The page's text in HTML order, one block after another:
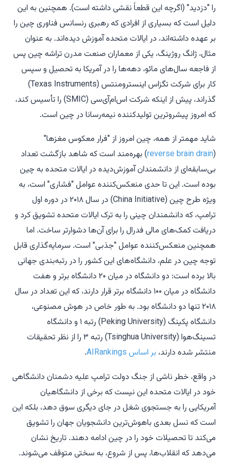
را "دزدید" (اگرچه این قطعاً نقشی داشته است). همچنین به این
دلیل است که بسیاری از افرادی که رهبری رنسانس فناوری چین را
بر عهده داشته‌اند، در ایالات متحده آموزش دیده‌اند. به عنوان
مثال، ژانگ روژینگ، یکی از معماران صنعت مدرن تراشه چین پس
از فاجعه سال‌های مائو، دهه‌ها را در آمریکا به تحصیل و سپس
کار برای شرکت تگزاس اینسترومنتس (Texas Instruments)
گذراند، پیش از اینکه شرکت اس‌ام‌آی‌سی (SMIC) را تأسیس کند،
که امروز پیشروترین تولیدکننده نیمه‌رسانا در چین است.
شاید مهمتر از همه، چین امروز از "فرار معکوس مغزها"
(
reverse brain drain) بهره‌مند است که شاهد بازگشت تعداد
بی‌سابقه‌ای از دانشمندان آموزش‌دیده در ایالات متحده به چین
بوده است. این تا حدی منعکس‌کننده عوامل "فشاری" است، به
ویژه طرح چین (China Initiative) در سال ۲۰۱۸ در دوره اول
ترامپ، که دانشمندان چینی را به ترک ایالات متحده تشویق کرد و
دریافت کمک‌های مالی فدرال را برای آن‌ها دشوارتر ساخت. اما
همچنین منعکس‌کننده عوامل "جذبی" است. سرمایه‌گذاری قابل
توجه چین در علم، دانشگاه‌های این کشور را در رتبه‌بندی جهانی
بالا برده است: دو دانشگاه در میان ۲۰ دانشگاه برتر و هفت
دانشگاه در میان ۱۰۰ دانشگاه برتر قرار دارند، که این تعداد در سال
۲۰۱۸ تنها دو دانشگاه بود. به طور خاص در هوش مصنوعی،
دانشگاه پکینگ (Peking University) رتبه ۱ و دانشگاه
تسینگ‌هوا (Tsinghua University) رتبه ۳ را از نظر تحقیقات
منتشر شده دارند، بر اساس AIRankings
.
در واقع، خطر ناشی از جنگ دولت ترامپ علیه دشمنان دانشگاهی
خود در ایالات متحده این نیست که برخی از دانشگاهیان
آمریکایی را به جستجوی شغل در جای دیگری سوق دهد، بلکه این
است که نسل بعدی باهوش‌ترین دانشجویان جهان را تشویق
می‌کند تا تحصیلات خود را در چین ادامه دهند. تاریخ نشان
می‌دهد که انقلاب‌ها، پس از شروع، به سختی متوقف می‌شوند.